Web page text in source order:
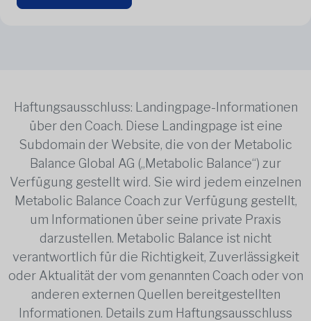
Haftungsausschluss: Landingpage-Informationen
über den Coach. Diese Landingpage ist eine
Subdomain der Website, die von der Metabolic
Balance Global AG („Metabolic Balance“) zur
Verfügung gestellt wird. Sie wird jedem einzelnen
Metabolic Balance Coach zur Verfügung gestellt,
um Informationen über seine private Praxis
darzustellen. Metabolic Balance ist nicht
verantwortlich für die Richtigkeit, Zuverlässigkeit
oder Aktualität der vom genannten Coach oder von
anderen externen Quellen bereitgestellten
Informationen. Details zum Haftungsausschluss